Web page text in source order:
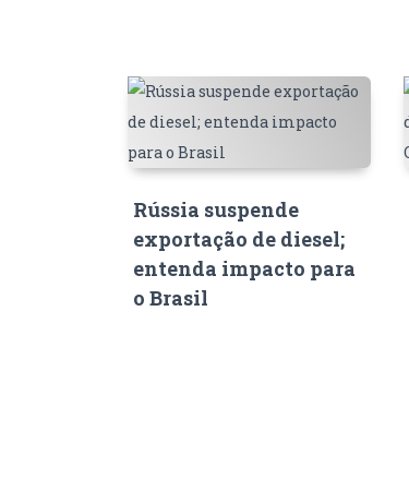
Rússia suspende
exportação de diesel;
entenda impacto para
o Brasil